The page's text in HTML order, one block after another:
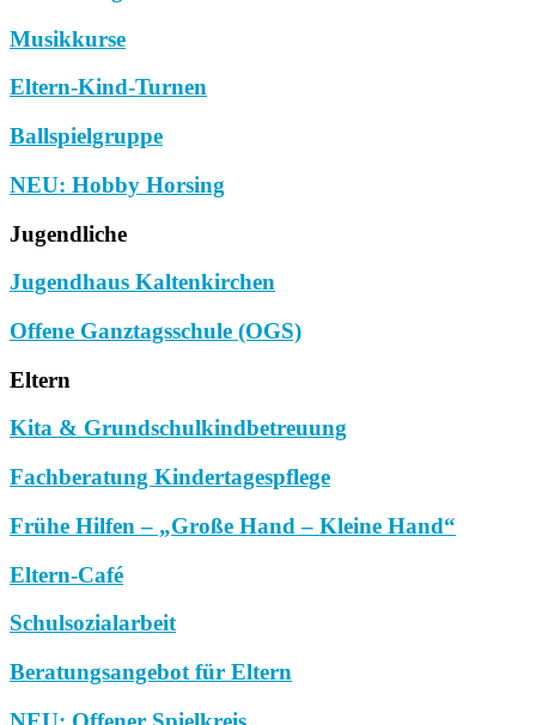
Musikkurse
Eltern-Kind-Turnen
Ballspielgruppe
NEU: Hobby Horsing
Jugendliche
Jugendhaus Kaltenkirchen
Offene Ganztagsschule (OGS)
Eltern
Kita & Grundschulkindbetreuung
Fachberatung Kindertagespflege
Frühe Hilfen – „Große Hand – Kleine Hand“
Eltern-Café
Schulsozialarbeit
Beratungsangebot für Eltern